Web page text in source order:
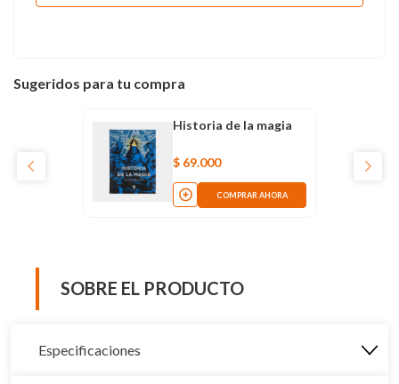
Sugeridos para tu compra
Historia de la magia
$ 69.000
COMPRAR AHORA
SOBRE EL PRODUCTO
Especificaciones